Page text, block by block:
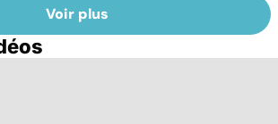
Voir plus